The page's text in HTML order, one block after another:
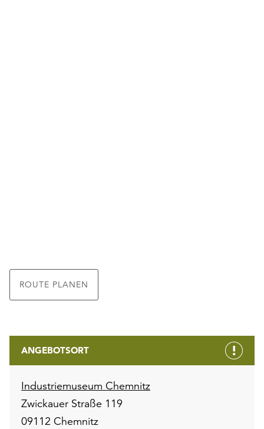
ROUTE PLANEN
ANGEBOTSORT
Industriemuseum Chemnitz
Zwickauer Straße 119
09112 Chemnitz